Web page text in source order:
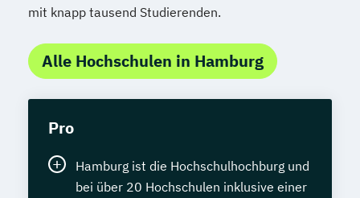
Englisch
Geprüfte/r Grafik-Designer/in - PC
Geprüfte/r Mechatroniktechniker/in (ILS)
Geprüfte/r Prozessmanager/in Industrie
4.0
Geprüfter IT-Manager
Geprüfter Wirtschaftsinformatiker
mit knapp tausend Studierenden.
Alle Hochschulen in Hamburg
Pro
Hamburg ist die Hochschulhochburg und
bei über 20 Hochschulen inklusive einer